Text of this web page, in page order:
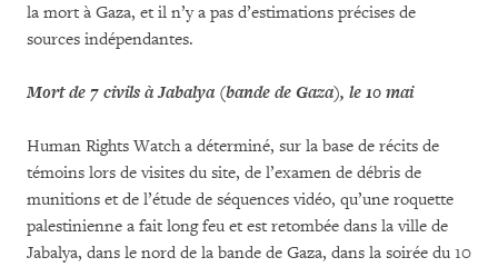
la mort à Gaza, et il n’y a pas d’estimations précises de
sources indépendantes.
Mort de 7 civils à Jabalya (bande de Gaza), le 10 mai
Human Rights Watch a déterminé, sur la base de récits de
témoins lors de visites du site, de l’examen de débris de
munitions et de l’étude de séquences vidéo, qu’une roquette
palestinienne a fait long feu et est retombée dans la ville de
Jabalya, dans le nord de la bande de Gaza, dans la soirée du 10